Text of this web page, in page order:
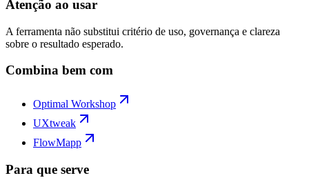
Atenção ao usar
A ferramenta não substitui critério de uso, governança e clareza
sobre o resultado esperado.
Combina bem com
Optimal Workshop
UXtweak
FlowMapp
Para que serve